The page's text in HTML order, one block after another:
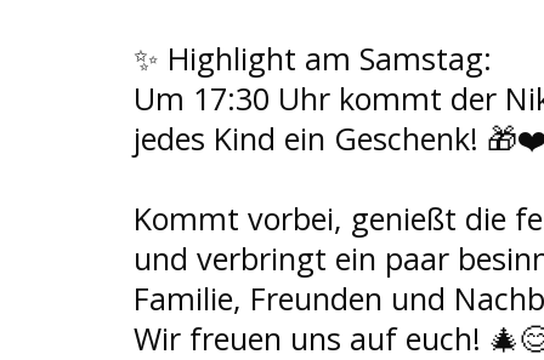
✨ Highlight am Samstag:
Um 17:30 Uhr kommt der
jedes Kind ein Geschenk! 🎁
Kommt vorbei, genießt die
und verbringt ein paar
Familie, Freunden und
Wir freuen uns auf euch! 🎄